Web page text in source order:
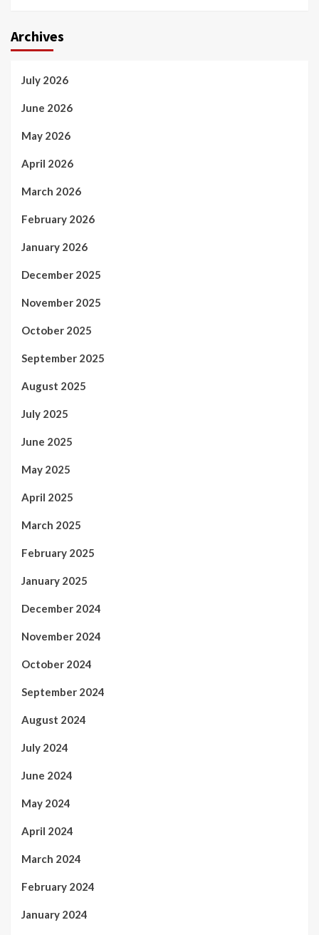
Archives
July 2026
June 2026
May 2026
April 2026
March 2026
February 2026
January 2026
December 2025
November 2025
October 2025
September 2025
August 2025
July 2025
June 2025
May 2025
April 2025
March 2025
February 2025
January 2025
December 2024
November 2024
October 2024
September 2024
August 2024
July 2024
June 2024
May 2024
April 2024
March 2024
February 2024
January 2024